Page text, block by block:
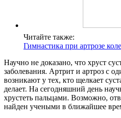
Читайте также:
Гимнастика при артрозе
Научно не доказано, что хруст
заболевания. Артрит и артроз с
возникают у тех, кто щелкает
делает. На сегодняшний день
хрустеть пальцами. Возможно,
найден учеными в ближайшее